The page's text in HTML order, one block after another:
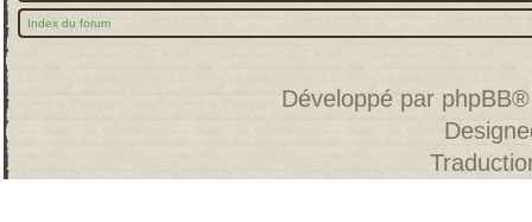
Index du forum
Développé par phpBB®